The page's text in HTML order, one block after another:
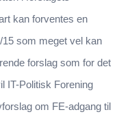
kan forventes en
som meget vel kan
forslag som for det
IT-Politisk Forening
om FE-adgang til